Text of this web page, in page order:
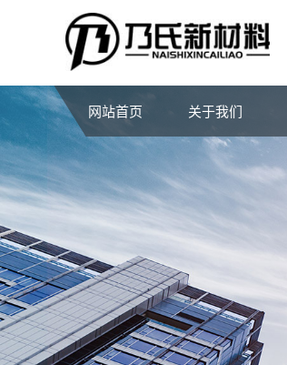
网站首页 关于我们